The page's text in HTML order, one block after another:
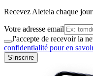
Recevez Aleteia chaque
Votre adresse email
J'accepte de recevoir la
confidentialité pour en
S'inscrire